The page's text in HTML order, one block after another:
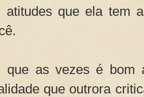
atitudes que ela tem
que as vezes é bom
que outrora